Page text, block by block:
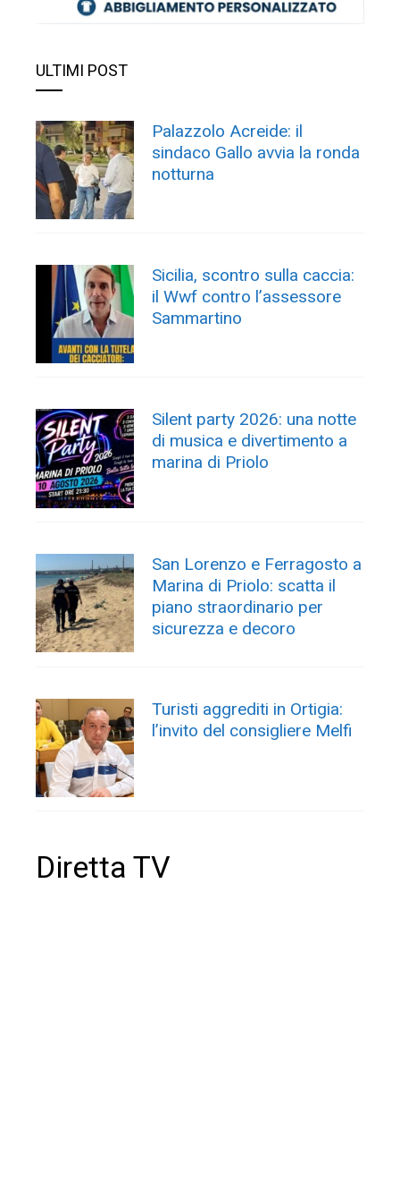
ULTIMI POST
Palazzolo Acreide: il
sindaco Gallo avvia la ronda
notturna
Sicilia, scontro sulla caccia:
il Wwf contro l’assessore
Sammartino
Silent party 2026: una notte
di musica e divertimento a
marina di Priolo
San Lorenzo e Ferragosto a
Marina di Priolo: scatta il
piano straordinario per
sicurezza e decoro
Turisti aggrediti in Ortigia:
l’invito del consigliere Melfi
Diretta TV